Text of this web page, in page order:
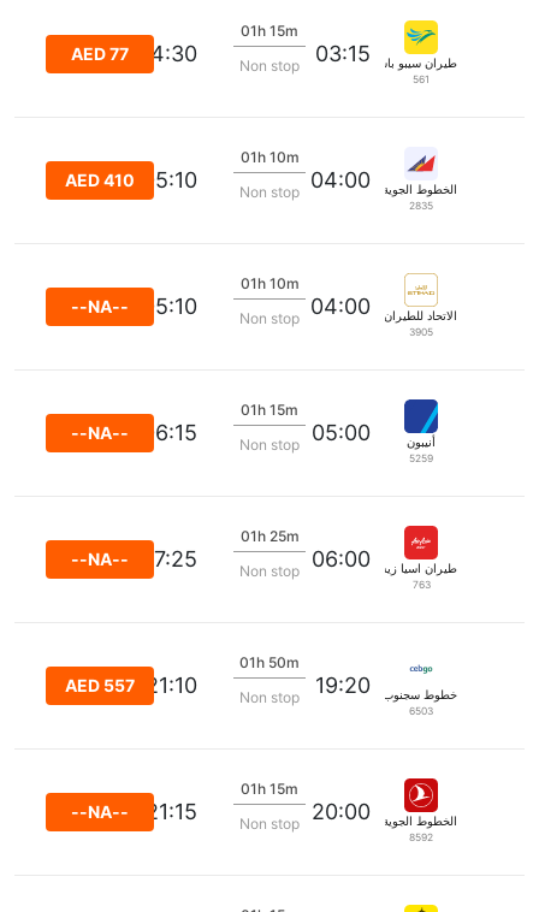
طيران سيبو باسفيك
561
03:15
01h 15m
Non stop
04:30
AED 77
الخطوط الجوية الفلبينية
2835
04:00
01h 10m
Non stop
05:10
AED 410
الاتحاد للطيران
3905
04:00
01h 10m
Non stop
05:10
--NA--
أنيبون
5259
05:00
01h 15m
Non stop
06:15
--NA--
طيران اسيا زيست
763
06:00
01h 25m
Non stop
07:25
--NA--
خطوط سجنوب شرق آسيا لجوية
6503
19:20
01h 50m
Non stop
21:10
AED 557
الخطوط الجوية التركية
8592
20:00
01h 15m
Non stop
21:15
--NA--